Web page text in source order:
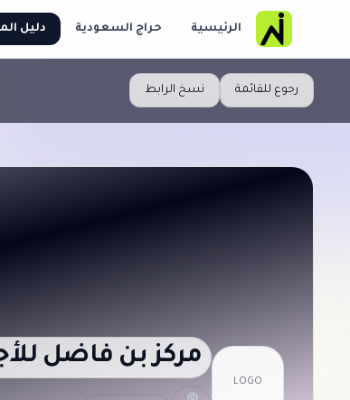
الرئيسية حراج السعودية دليل
رجوع للقائمة نسخ الرابط
LOGO
مركز بن فاضل